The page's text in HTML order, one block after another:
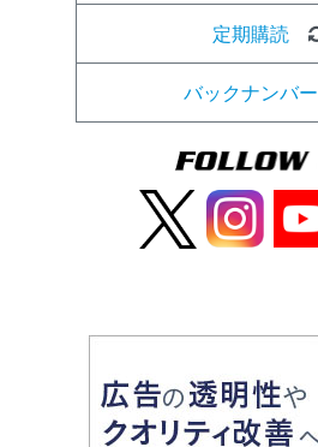
定期購読
バックナンバー